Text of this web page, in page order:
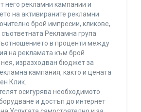
него рекламни кампании и
на активираните рекламни
брой импресии, кликове,
Рекламна група
в проценти между
на рекламата към брой
изразходван бюджет за
кампания, както и цената
Клик.
осигурява необходимото
и достъп до интернет